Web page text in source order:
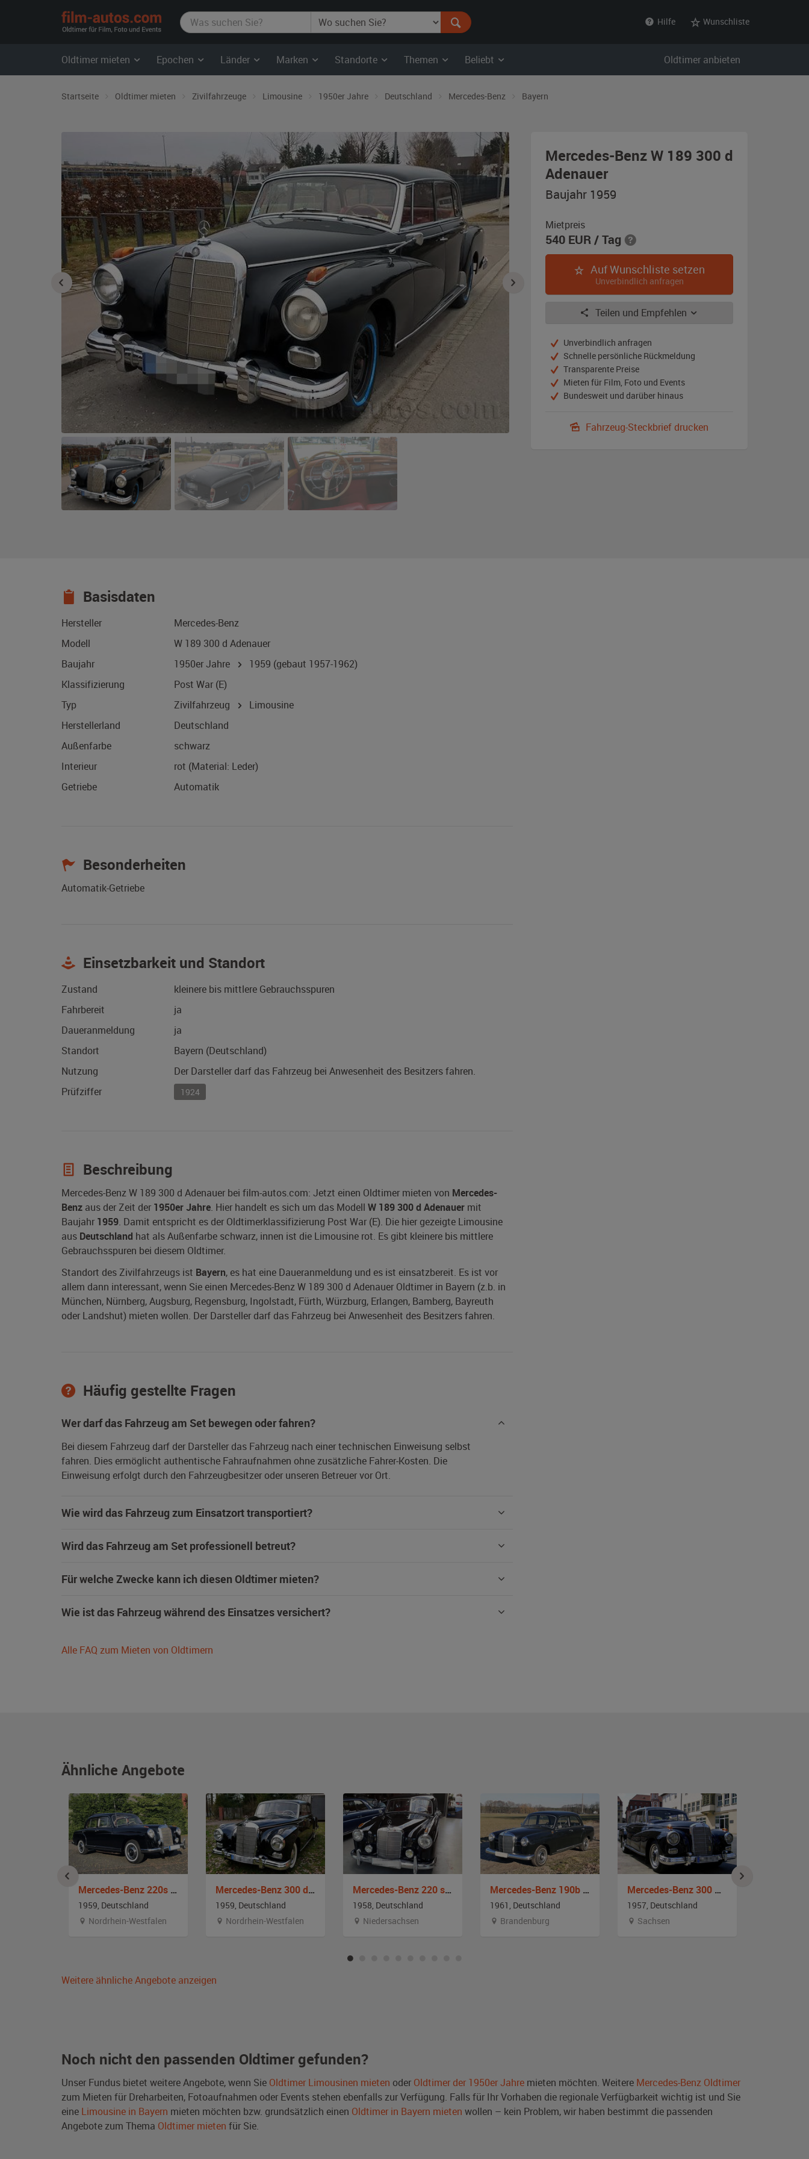
film-
autos.com
Hilfe Wunschliste
Oldtimer mieten Epochen Länder Marken Standorte Themen Beliebt Oldtimer anbieten
Startseite Oldtimer mieten Zivilfahrzeuge Limousine 1950er Jahre Deutschland Mercedes-Benz Bayern
Mercedes-Benz W 189 300 d
Adenauer,
Baujahr
Baujahr 1959
Mietpreis
540 EUR/ Tag
Auf Wunschliste setzen
Unverbindlich anfragen
Teilen und Empfehlen
Unverbindlich anfragen
Schnelle persönliche Rückmeldung
Transparente Preise
Mieten für Film, Foto und Events
Bundesweit und darüber hinaus
Fahrzeug-Steckbrief drucken
Basisdaten
Hersteller
Mercedes-Benz
Modell
W 189 300 d Adenauer
Baujahr
1950er Jahre 1959 (gebaut 1957-1962)
Klassifizierung
Post War (E)
Typ
Zivilfahrzeug
Limousine
Herstellerland
Deutschland
Außenfarbe
schwarz
Interieur
rot (Material: Leder)
Getriebe
Automatik
Besonderheiten
Automatik-Getriebe
Einsetzbarkeit und Standort
Zustand
kleinere bis mittlere Gebrauchsspuren
Fahrbereit
ja
Daueranmeldung
ja
Standort
Bayern (Deutschland)
Nutzung
Der Darsteller darf das Fahrzeug bei Anwesenheit des Besitzers fahren.
Prüfziffer
1924
Beschreibung
Mercedes-Benz W 189 300 d Adenauer bei film-autos.com: Jetzt einen Oldtimer mieten von Mercedes-
Benz aus der Zeit der 1950er Jahre. Hier handelt es sich um das Modell W 189 300 d Adenauer mit
Baujahr 1959. Damit entspricht es der Oldtimerklassifizierung Post War (E). Die hier gezeigte Limousine
aus Deutschland hat als Außenfarbe schwarz, innen ist die Limousine rot. Es gibt kleinere bis mittlere
Gebrauchsspuren bei diesem Oldtimer.
Standort des Zivilfahrzeugs ist Bayern, es hat eine Daueranmeldung und es ist einsatzbereit. Es ist vor
allem dann interessant, wenn Sie einen Mercedes-Benz W 189 300 d Adenauer Oldtimer in Bayern (z.b. in
München, Nürnberg, Augsburg, Regensburg, Ingolstadt, Fürth, Würzburg, Erlangen, Bamberg, Bayreuth
oder Landshut) mieten wollen. Der Darsteller darf das Fahrzeug bei Anwesenheit des Besitzers fahren.
Häufig gestellte Fragen
Wer darf das Fahrzeug am Set bewegen oder fahren?
Bei diesem Fahrzeug darf der Darsteller das Fahrzeug nach einer technischen Einweisung selbst
fahren. Dies ermöglicht authentische Fahraufnahmen ohne zusätzliche Fahrer-Kosten. Die
Einweisung erfolgt durch den Fahrzeugbesitzer oder unseren Betreuer vor Ort.
Wie wird das Fahrzeug zum Einsatzort transportiert?
Wird das Fahrzeug am Set professionell betreut?
Für welche Zwecke kann ich diesen Oldtimer mieten?
Wie ist das Fahrzeug während des Einsatzes versichert?
Alle FAQ zum Mieten von Oldtimern
Ähnliche Angebote
Mercedes-Benz 220s W 180
1959, Deutschland
Nordrhein-Westfalen
Mercedes-Benz 300 d Adenauer
1959, Deutschland
Nordrhein-Westfalen
Mercedes-Benz 220 s Großer Ponton
1958, Deutschland
Niedersachsen
Mercedes-Benz 190b W 121
1961, Deutschland
Brandenburg
Mercedes-Benz 300 Adenauer
1957, Deutschland
Sachsen
Weitere ähnliche Angebote anzeigen
Noch nicht den passenden Oldtimer gefunden?
Unser Fundus bietet weitere Angebote, wenn Sie Oldtimer Limousinen mieten oder Oldtimer der 1950er Jahre mieten möchten. Weitere Mercedes-Benz Oldtimer
zum Mieten für Dreharbeiten, Fotoaufnahmen oder Events stehen ebenfalls zur Verfügung. Falls für Ihr Vorhaben die regionale Verfügbarkeit wichtig ist und Sie
eine Limousine in Bayern mieten möchten bzw. grundsätzlich einen Oldtimer in Bayern mieten wollen – kein Problem, wir haben bestimmt die passenden
Angebote zum Thema Oldtimer mieten für Sie.